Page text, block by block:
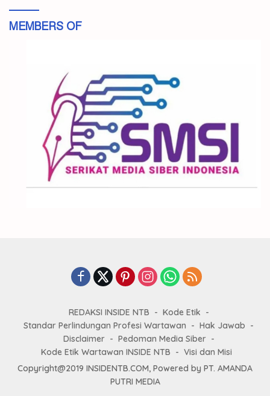
MEMBERS OF
REDAKSI INSIDE NTB
Kode Etik
Standar Perlindungan Profesi Wartawan
Hak Jawab
Disclaimer
Pedoman Media Siber
Kode Etik Wartawan INSIDE NTB
Visi dan Misi
Copyright@2019 INSIDENTB.COM, Powered by PT. AMANDA
PUTRI MEDIA